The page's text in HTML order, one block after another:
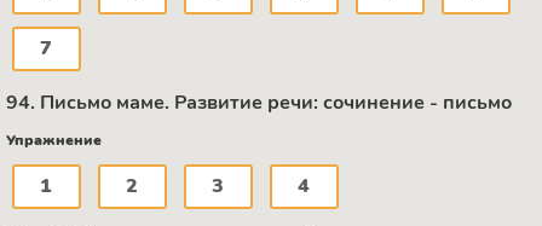
7
94. Письмо маме. Развитие речи: сочинение - письмо
Упражнение
1 2 3 4